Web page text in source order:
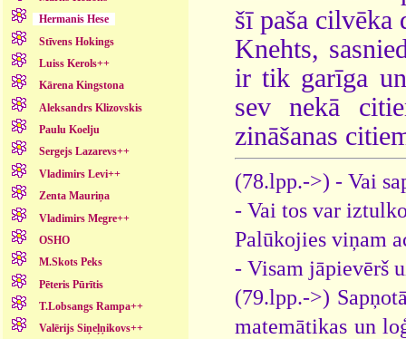
Hermanis Hese
Stīvens Hokings
Luiss Kerols++
Kārena Kingstona
Aleksandrs Klizovskis
Paulu Koelju
Sergejs Lazarevs++
Vladimirs Levi++
Zenta Mauriņa
Vladimirs Megre++
OSHO
M.Skots Peks
Pēteris Pūrītis
T.Lobsangs Rampa++
Valērijs Siņeļņikovs++
šī paša cilvēka
Knehts,
ir tik garīga
sev nekā
zināšanas
(78.lpp.->) - Vai
- Vai tos var
Palūkojies viņam
- Visam jāpievērš
(79.lpp.->)
matemātikas un